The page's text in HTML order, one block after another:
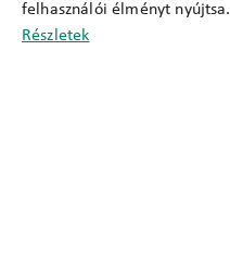
felhasználói élményt nyújtsa.
Részletek